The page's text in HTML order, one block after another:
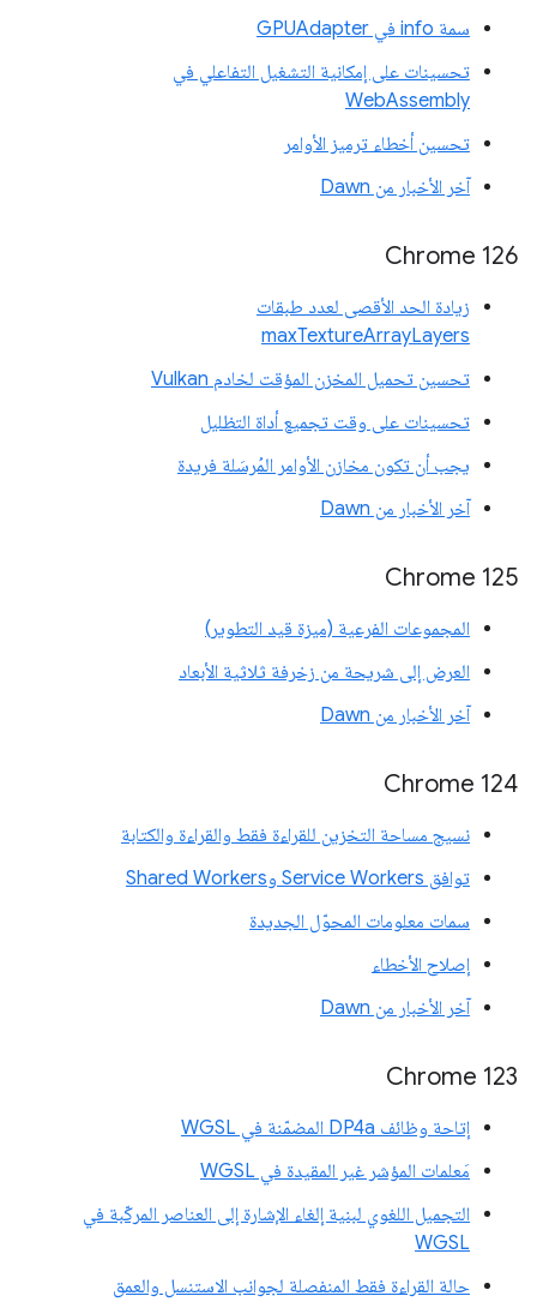
سمة info في GPUAdapter
تحسينات على إمكانية التشغيل التفاعلي في
WebAssembly
تحسين أخطاء ترميز الأوامر
آخر الأخبار من Dawn
Chrome 126
زيادة الحد الأقصى لعدد طبقات
maxTextureArrayLayers
تحسين تحميل المخزن المؤقت لخادم Vulkan
تحسينات على وقت تجميع أداة التظليل
يجب أن تكون مخازن الأوامر المُرسَلة فريدة
آخر الأخبار من Dawn
‫Chrome 125
المجموعات الفرعية (ميزة قيد التطوير)
العرض إلى شريحة من زخرفة ثلاثية الأبعاد
آخر الأخبار من Dawn
Chrome 124
نسيج مساحة التخزين للقراءة فقط والقراءة والكتابة
توافق Service Workers وShared Workers
سمات معلومات المحوّل الجديدة
إصلاح الأخطاء
آخر الأخبار من Dawn
Chrome 123
إتاحة وظائف DP4a المضمّنة في WGSL
مَعلمات المؤشر غير المقيدة في WGSL
التجميل اللغوي لبنية إلغاء الإشارة إلى العناصر المركّبة في
WGSL
حالة القراءة فقط المنفصلة لجوانب الاستنسل والعمق